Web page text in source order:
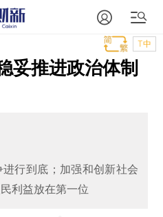
T中
妥推进政治体制
行到底；加强和创新社会
利益放在第一位